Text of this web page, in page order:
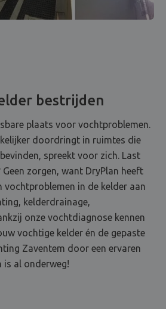
bestrijden
plaats voor vochtproblemen.
doordringt in ruimtes die
spreekt voor zich. Last
zorgen, want DryPlan heeft
vochtproblemen in de kelder aan
kelderdrainage,
onze vochtdiagnose kennen
vochtige kelder én de gepaste
Zaventem door een ervaren
is al onderweg!